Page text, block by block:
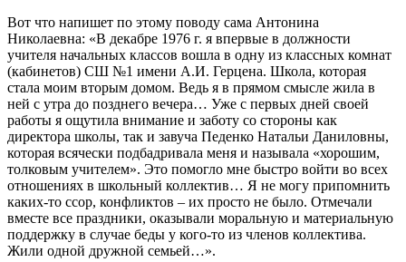
Вот что напишет по этому поводу сама Антонина
Николаевна: «В декабре 1976 г. я впервые в должности
учителя начальных классов вошла в одну из классных комнат
(кабинетов) СШ №1 имени А.И. Герцена. Школа, которая
стала моим вторым домом. Ведь я в прямом смысле жила в
ней с утра до позднего вечера… Уже с первых дней своей
работы я ощутила внимание и заботу со стороны как
директора школы, так и завуча Педенко Натальи Даниловны,
которая всячески подбадривала меня и называла «хорошим,
толковым учителем». Это помогло мне быстро войти во всех
отношениях в школьный коллектив… Я не могу припомнить
каких-то ссор, конфликтов – их просто не было. Отмечали
вместе все праздники, оказывали моральную и материальную
поддержку в случае беды у кого-то из членов коллектива.
Жили одной дружной семьей…».